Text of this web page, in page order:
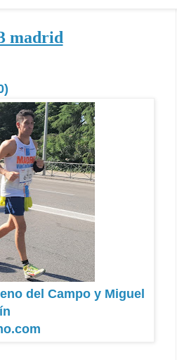
madrid
del Campo y Miguel